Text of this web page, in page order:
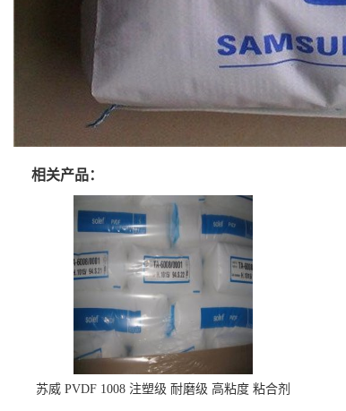
相关产品：
苏威 PVDF 1008 注塑级 耐磨级 高粘度 粘合剂